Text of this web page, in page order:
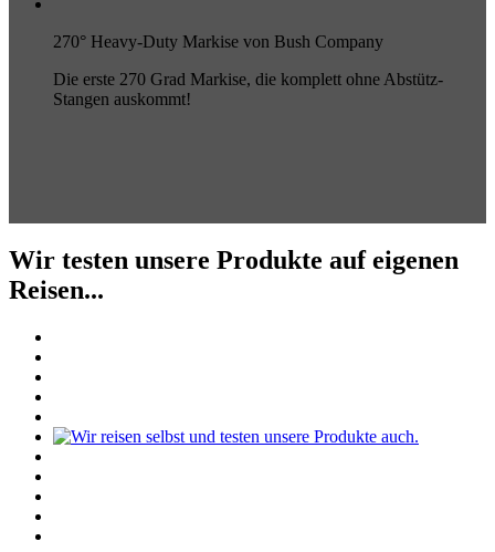
270° Heavy-Duty Markise von Bush Company
Die erste 270 Grad Markise, die komplett ohne Abstütz-
Stangen auskommt!
Wir testen unsere Produkte auf eigenen
Reisen...